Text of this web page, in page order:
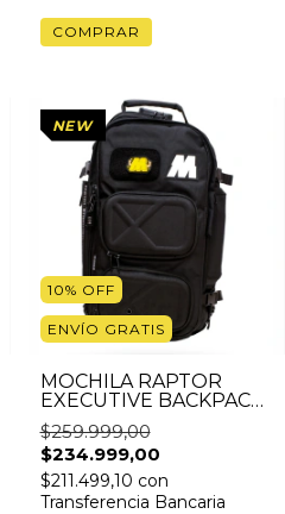
10% OFF
ENVÍO GRATIS
NEW
MOCHILA RAPTOR
EXECUTIVE BACKPACK
NEGRA + GRIPS DE
SILICONA Y CANDADO
GRATIS
$259.999,00
$234.999,00
$211.499,10 con
Transferencia Bancaria